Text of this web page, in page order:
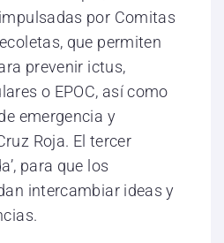
por Comitas
que permiten
prevenir ictus,
o EPOC, así como
emergencia y
Roja. El tercer
para que los
intercambiar ideas y